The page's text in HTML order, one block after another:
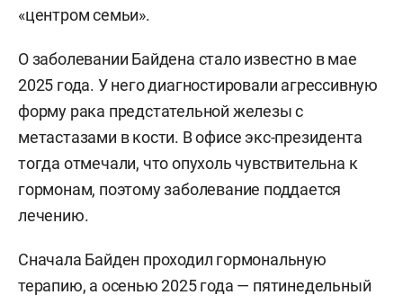
«центром семьи».
О заболевании Байдена стало известно в мае
2025 года. У него диагностировали агрессивную
форму рака предстательной железы с
метастазами в кости. В офисе экс-президента
тогда отмечали, что опухоль чувствительна к
гормонам, поэтому заболевание поддается
лечению.
Сначала Байден проходил гормональную
терапию, а осенью 2025 года — пятинедельный